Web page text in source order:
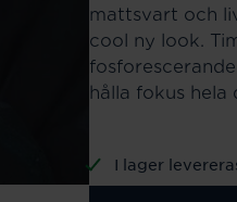
mattsvart och
cool ny look.
hålla fokus hela
I lager